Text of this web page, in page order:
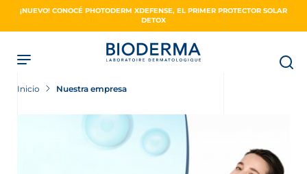
¡NUEVO! CONOCÉ PHOTODERM XDEFENSE, EL PRIMER PROTECTOR SOLAR
DETOX
Inicio Nuestra empresa